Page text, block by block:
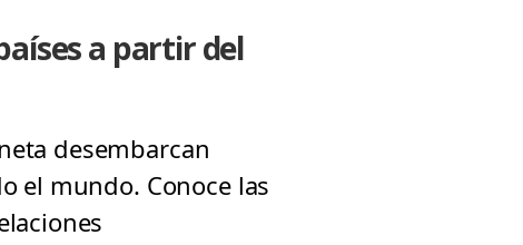
a partir del
desembarcan
el mundo. Conoce las